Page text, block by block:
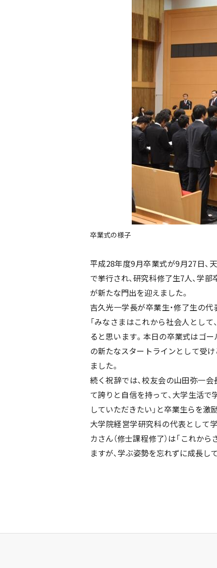
卒業式の様子
平成28年度9月卒業式が9月27日、
で挙行され、研究科修了生7人、学
が新たな門出を迎えました。
吉久光一学長が卒業生・修了生の
「みなさまはこれから社会人とし
ると思います。本日の卒業式はゴ
の新たなスタートラインとして受
ました。
続く祝辞では、校友会の山田弥一
て誇りと自信を持って、大学生活
していただきたい」と卒業生らを激
大学院経営学研究科の代表として
カさん（修士課程修了）は「これか
ますが、学ぶ姿勢を忘れずに成長し